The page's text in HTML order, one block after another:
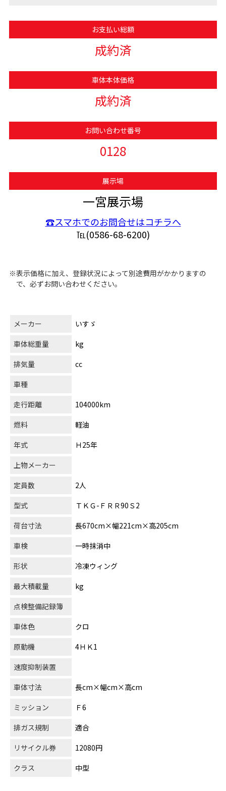
お支払い総額
成約済
車体本体価格
成約済
お問い合わせ番号
0128
展示場
一宮展示場
☎スマホでのお問合せはコチラへ
℡(0586-68-6200)
※表示価格に加え、登録状況によって別途費用がかかりますの
で、必ずお問い合わせください。
メーカー
いすゞ
車体総重量
kg
排気量
cc
車種
走行距離
104000km
燃料
軽油
年式
Ｈ25年
上物メーカー
定員数
2人
型式
ＴＫＧ-ＦＲＲ90Ｓ2
荷台寸法
長670cm×幅221cm×高205cm
車検
一時抹消中
形状
冷凍ウィング
最大積載量
kg
点検整備記録簿
車体色
クロ
原動機
4ＨＫ1
速度抑制装置
車体寸法
長cm×幅cm×高cm
ミッション
Ｆ6
排ガス規制
適合
リサイクル券
12080円
クラス
中型